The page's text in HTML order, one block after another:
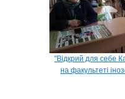
"Відкрий для себе
на факультеті